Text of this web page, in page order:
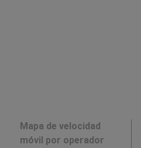
Mapa de velocidad
móvil por operador